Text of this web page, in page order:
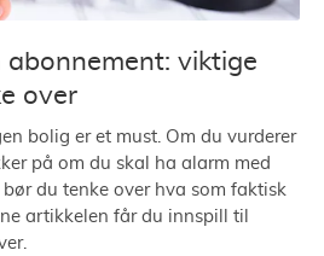
abonnement: viktige
over
bolig er et must. Om du vurderer
på om du skal ha alarm med
du tenke over hva som faktisk
artikkelen får du innspill til